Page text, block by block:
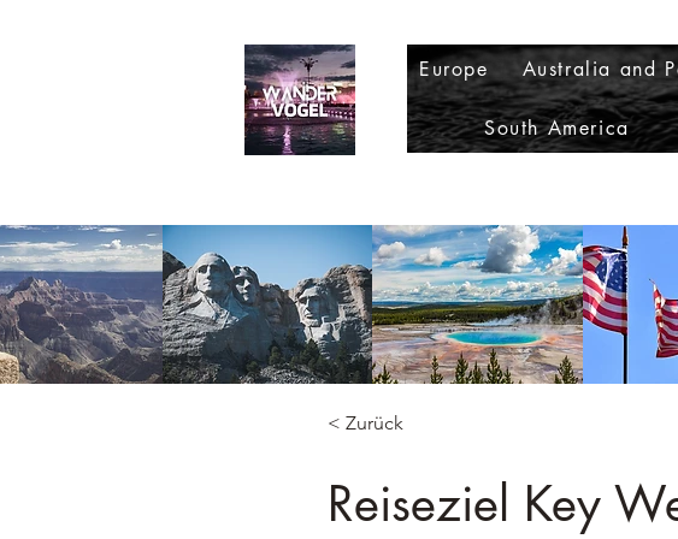
Europe Australia and
South America
< Zurück
Reiseziel Key